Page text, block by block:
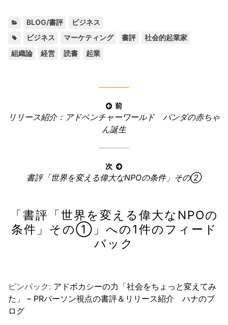
ゴ
BLOG/書評
ビジネス
ビジネス マーケティング 書評 社会的起業家
組織論
経営
読書
起業
稿
ョ
ン
前
前
リリース紹介：アドベンチャーワールド パンダの赤ちゃ
ん誕生
次
次
事:
書評「世界を変える偉大なNPOの条件」その②
「書評「世界を変える偉大なNPOの
条件」その① 」への1件のフィード
バック
ピンバック: アドボカシーの力「社会をちょっと変えてみ
た」 – PRパーソン視点の書評＆リリース紹介 ハナのブ
ログ